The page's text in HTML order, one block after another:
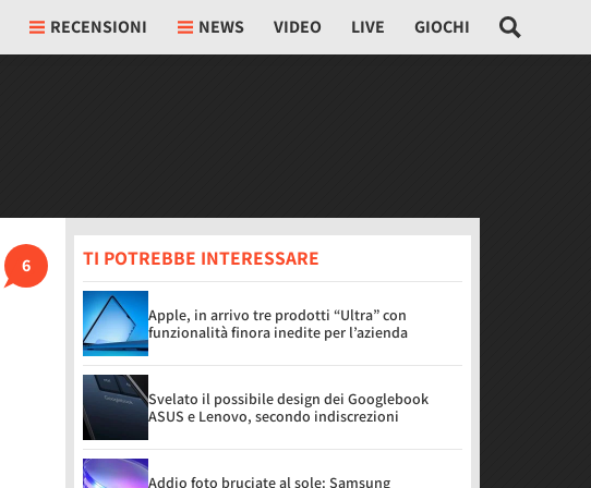
RECENSIONI NEWS VIDEO LIVE GIOCHI
6 TI POTREBBE INTERESSARE
Apple, in arrivo tre prodotti “Ultra” con
funzionalità finora inedite per l’azienda
Svelato il possibile design dei Googlebook
ASUS e Lenovo, secondo indiscrezioni
Addio foto bruciate al sole: Samsung